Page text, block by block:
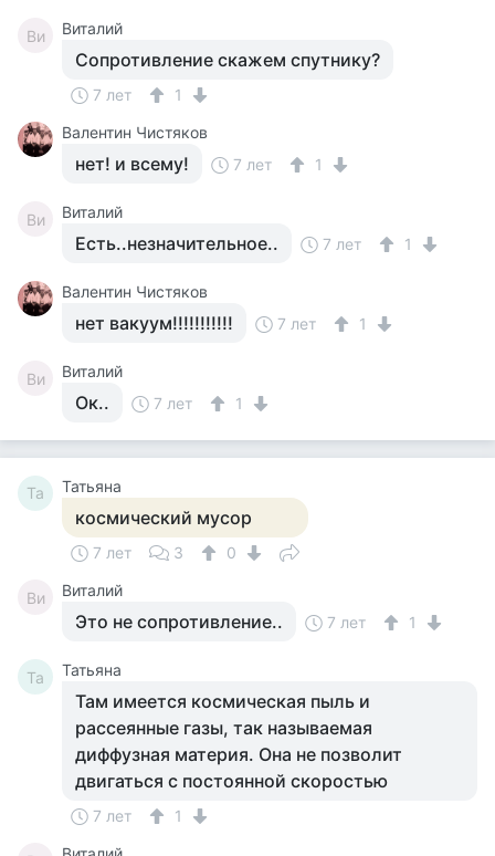
Ви Виталий
Сопротивление скажем спутнику?
7 лет
1
Валентин Чистяков
нет! и всему! 7 лет 1
Ви Виталий
Есть..незначительное.. 7 лет 1
Валентин Чистяков
нет вакуум!!!!!!!!!!! 7 лет 1
Ви Виталий
Ок.. 7 лет 1
Та Татьяна
космический мусор
7 лет 3 0
Ви Виталий
Это не сопротивление.. 7 лет 1
Та Татьяна
Там имеется космическая пыль и
рассеянные газы, так называемая
диффузная материя. Она не позволит
двигаться с постоянной скоростью
7 лет 1